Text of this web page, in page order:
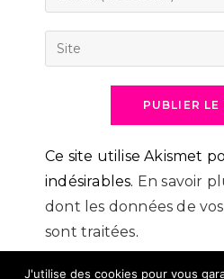
to
comment
your
email
address
Saisir
l’URL
(facultatif)
Ce site utilise Akismet
indésirables. En savoir
dont les données de
sont traitées.
J'utilise des cookies pour vous